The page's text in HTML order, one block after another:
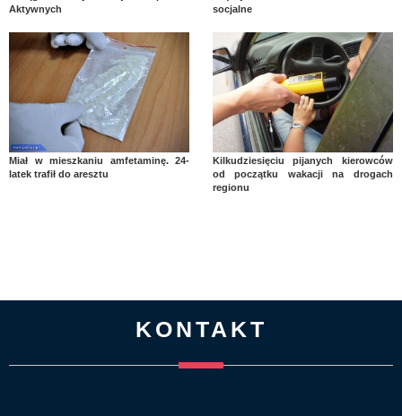
Aktywnych
socjalne
Miał w mieszkaniu amfetaminę. 24-
latek trafił do aresztu
Kilkudziesięciu pijanych kierowców
od początku wakacji na drogach
regionu
KONTAKT